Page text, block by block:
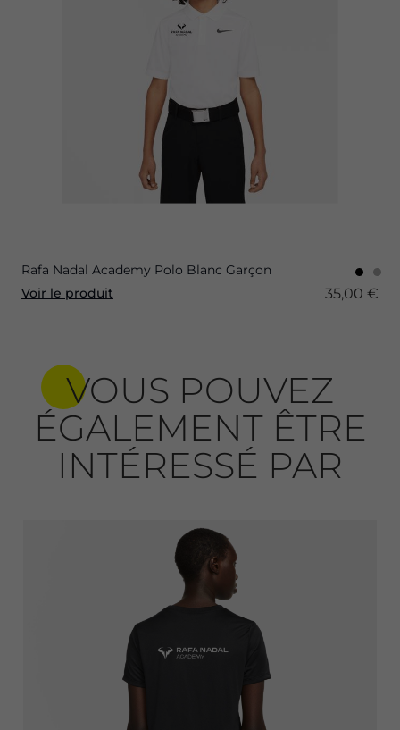
Rafa Nadal Academy Polo Blanc Garçon
Voir le produit
35,00 €
VOUS POUVEZ
ÉGALEMENT ÊTRE
INTÉRESSÉ PAR